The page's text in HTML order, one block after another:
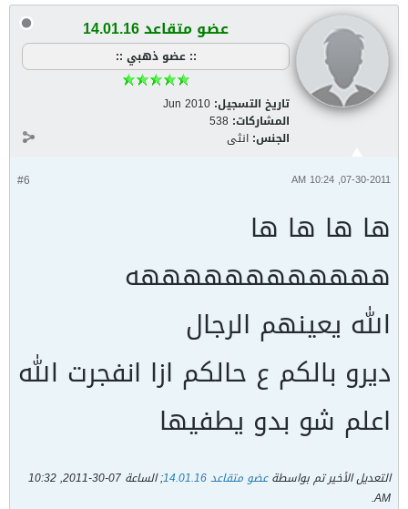
عضو متقاعد 14.01.16
:: عضو ذهبي ::
تاريخ التسجيل: Jun 2010
المشاركات: 538
الجنس: انثى
#6 07-30-2011, 10:24 AM
ها ها ها ها
ههههههههههههه
الله يعينهم الرجال
ديرو بالكم ع حالكم ازا انفجرت الله
اعلم شو بدو يطفيها
التعديل الأخير تم بواسطةعضو متقاعد 14.01.16 ; الساعة
07-30-2011, 10:32
AM
.